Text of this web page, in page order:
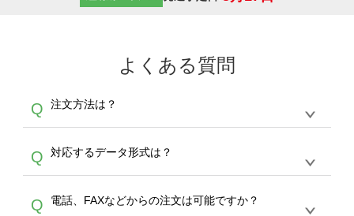
よくある質問
Q 注文方法は？
A
生産にて承っております。デザインツールから
デザインの作成から決済まで完了できます。
30枚以上やシルク印刷など、大口注文の場合
は、サポートが担当するエコバッグコンシェル
Q 対応するデータ形式は？
A
ドできるデータ形式は、JPG / PNG / AI / PSD /
Q 電話、FAXなどからの注文は可能ですか？